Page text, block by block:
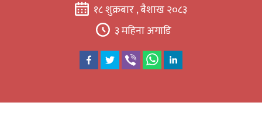
१८ शुक्रबार , बैशाख २०८३
३ महिना अगाडि